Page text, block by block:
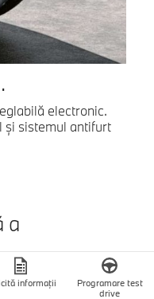
electronic.
şi sistemul antifurt
a
informaţii
Programare test
drive